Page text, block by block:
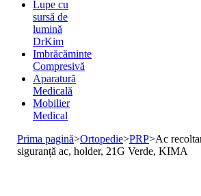
Lupe cu
sursă de
lumină
DrKim
Imbrăcăminte
Compresivă
Aparatură
Medicală
Mobilier
Medical
Prima pagină>Ortopedie>PRP>Ac
siguranță ac, holder, 21G Verde, KIMA